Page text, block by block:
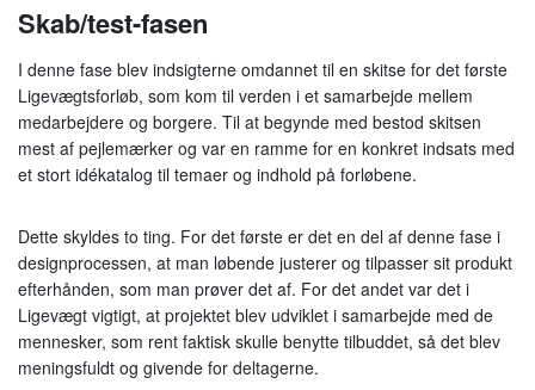
Skab/test-fasen
I denne fase blev indsigterne omdannet til en skitse for det første
Ligevægtsforløb, som kom til verden i et samarbejde mellem
medarbejdere og borgere. Til at begynde med bestod skitsen
mest af pejlemærker og var en ramme for en konkret indsats med
et stort idékatalog til temaer og indhold på forløbene.
Dette skyldes to ting. For det første er det en del af denne fase i
designprocessen, at man løbende justerer og tilpasser sit produkt
efterhånden, som man prøver det af. For det andet var det i
Ligevægt vigtigt, at projektet blev udviklet i samarbejde med de
mennesker, som rent faktisk skulle benytte tilbuddet, så det blev
meningsfuldt og givende for deltagerne.